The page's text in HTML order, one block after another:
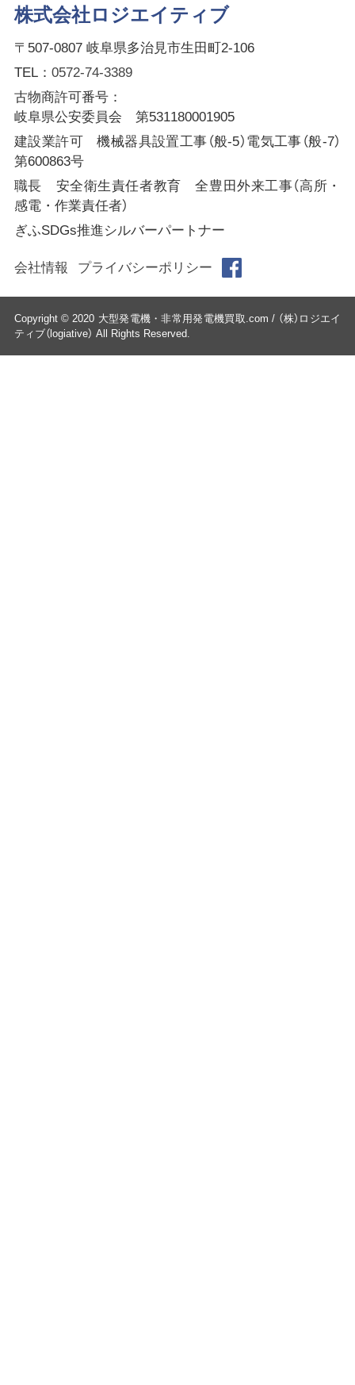
株式会社ロジエイティブ
〒507-0807 岐阜県多治見市生田町2-106
TEL： 0572-74-3389
古物商許可番号：
岐阜県公安委員会 第531180001905
建設業許可 機械器具設置工事（般-5）電気工事（般-7）
第600863号
職長 安全衛生責任者教育 全豊田外来工事（高所・
感電・作業責任者）
ぎふSDGs推進シルバーパートナー
会社情報 プライバシーポリシー
Copyright © 2020 大型発電機・非常用発電機買取.com / （株）ロジエイ
ティブ（logiative） All Rights Reserved.